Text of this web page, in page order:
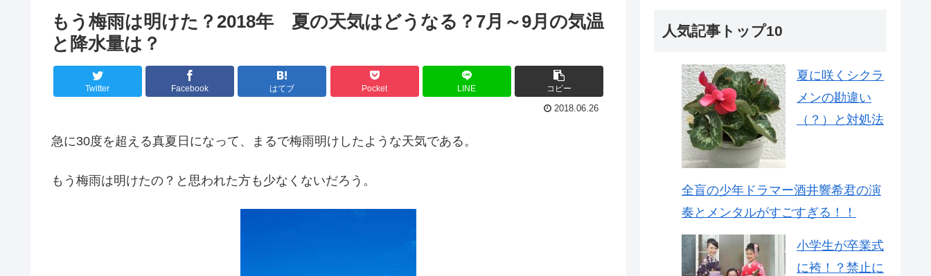
もう梅雨は明けた？2018年 夏の天気はどうなる？7月～9月の気温
と降水量は？
Twitter Facebook はてブ Pocket LINE コピー
2018.06.26
急に30度を超える真夏日になって、まるで梅雨明けしたような天気である。
もう梅雨は明けたの？と思われた方も少なくないだろう。
人気記事トップ10
夏に咲くシクラ
メンの勘違い
（？）と対処法
全盲の少年ドラマー酒井響希君の演
奏とメンタルがすごすぎる！！
小学生が卒業式
に袴！？禁止に